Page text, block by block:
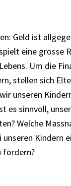
Geld ist
eine grosse
Um die
stellen sich
unseren
es sinnvoll,
Welche
Kindern
fördern?